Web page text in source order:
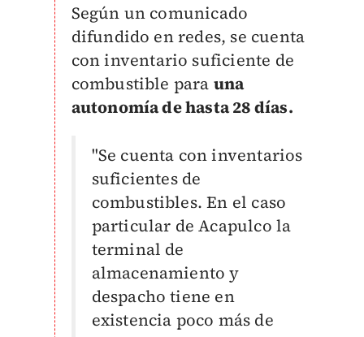
Según un comunicado
difundido en redes, se cuenta
con inventario suficiente de
combustible para una
autonomía de hasta 28 días.
"Se cuenta con inventarios
suficientes de
combustibles. En el caso
particular de Acapulco la
terminal de
almacenamiento y
despacho tiene en
existencia poco más de